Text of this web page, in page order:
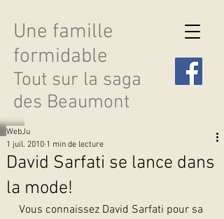
Une famille
formidable
Tout sur la saga
des Beaumont
Découvrir les saisons
David Sarfati se lance dans
la mode!
WebJu
1 juil. 2010 1 min de lecture
Vous connaissez David Sarfati pour sa